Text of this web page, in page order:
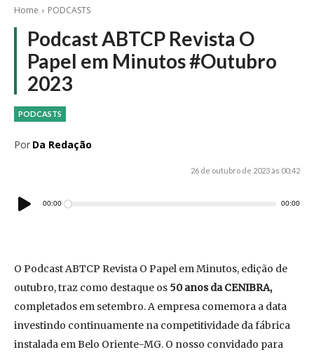
Home PODCASTS
Podcast ABTCP Revista O
Papel em Minutos #Outubro
2023
PODCASTS
Por Da Redação
26 de outubro de 2023 às 00:42
Tocador
de
00:00 00:00
O Podcast ABTCP Revista O Papel em Minutos, edição de
outubro, traz como destaque os 50 anos da CENIBRA,
completados em setembro. A empresa comemora a data
investindo continuamente na competitividade da fábrica
instalada em Belo Oriente-MG. O nosso convidado para